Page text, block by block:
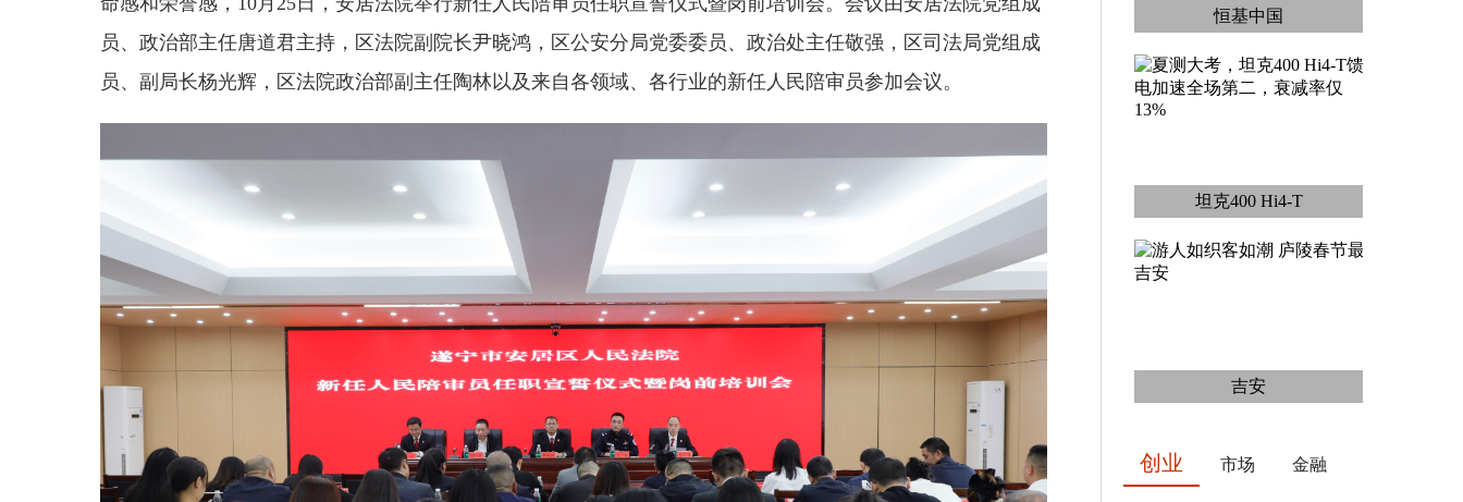
员、政治部主任唐道君主持，区法院副院长尹晓鸿，区公安分局党委委员、政治处主任敬强，区司法局党组成
员、副局长杨光辉，区法院政治部副主任陶林以及来自各领域、各行业的新任人民陪审员参加会议。
恒基中国
坦克400 Hi4-T
吉安
创业 市场 金融